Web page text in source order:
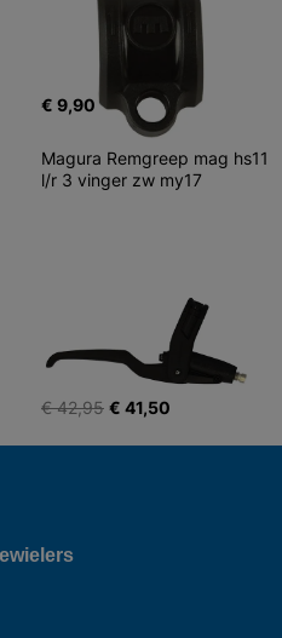
€ 9,90
Magura Remgreep mag hs11
l/r 3 vinger zw my17
€ 42,95 € 41,50